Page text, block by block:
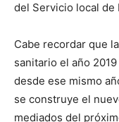
del Servicio local de
Cabe recordar que
sanitario el año
desde ese mismo
se construye el
mediados del